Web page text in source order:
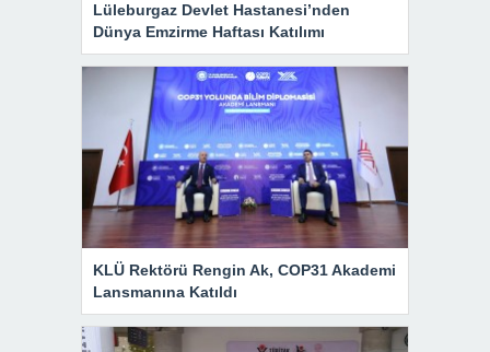
Lüleburgaz Devlet Hastanesi’nden
Dünya Emzirme Haftası Katılımı
KLÜ Rektörü Rengin Ak, COP31 Akademi
Lansmanına Katıldı